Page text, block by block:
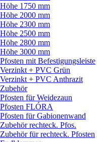
Höhe 1750 mm
Höhe 2000 mm
Höhe 2300 mm
Höhe 2500 mm
Höhe 2800 mm
Höhe 3000 mm
Pfosten mit Befestigungsleiste
Verzinkt + PVC Grün
Verzinkt + PVC Anthrazit
Zubehör
Pfosten für Weidezaun
Pfosten FLÓRA
Pfosten für Gabionenwand
Zubehör rechteck. Pfos.
Zubehör für rechteck. Pfosten